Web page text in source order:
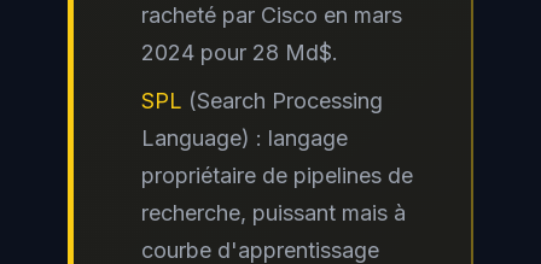
racheté par Cisco en mars
2024 pour 28 Md$.
SPL (Search Processing
Language) : langage
propriétaire de pipelines de
recherche, puissant mais à
courbe d'apprentissage